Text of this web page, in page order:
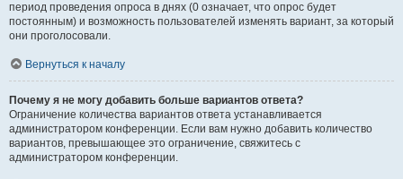
период проведения опроса в днях (0 означает, что опрос будет
постоянным) и возможность пользователей изменять вариант, за который
они проголосовали.
Вернуться к началу
Почему я не могу добавить больше вариантов ответа?
Ограничение количества вариантов ответа устанавливается
администратором конференции. Если вам нужно добавить количество
вариантов, превышающее это ограничение, свяжитесь с
администратором конференции.